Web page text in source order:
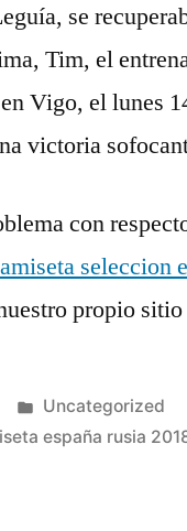
se
Tim, el
Vigo, el lunes
victoria
con
seleccion
propio
Publicado
en
Uncategorized
españa rusia